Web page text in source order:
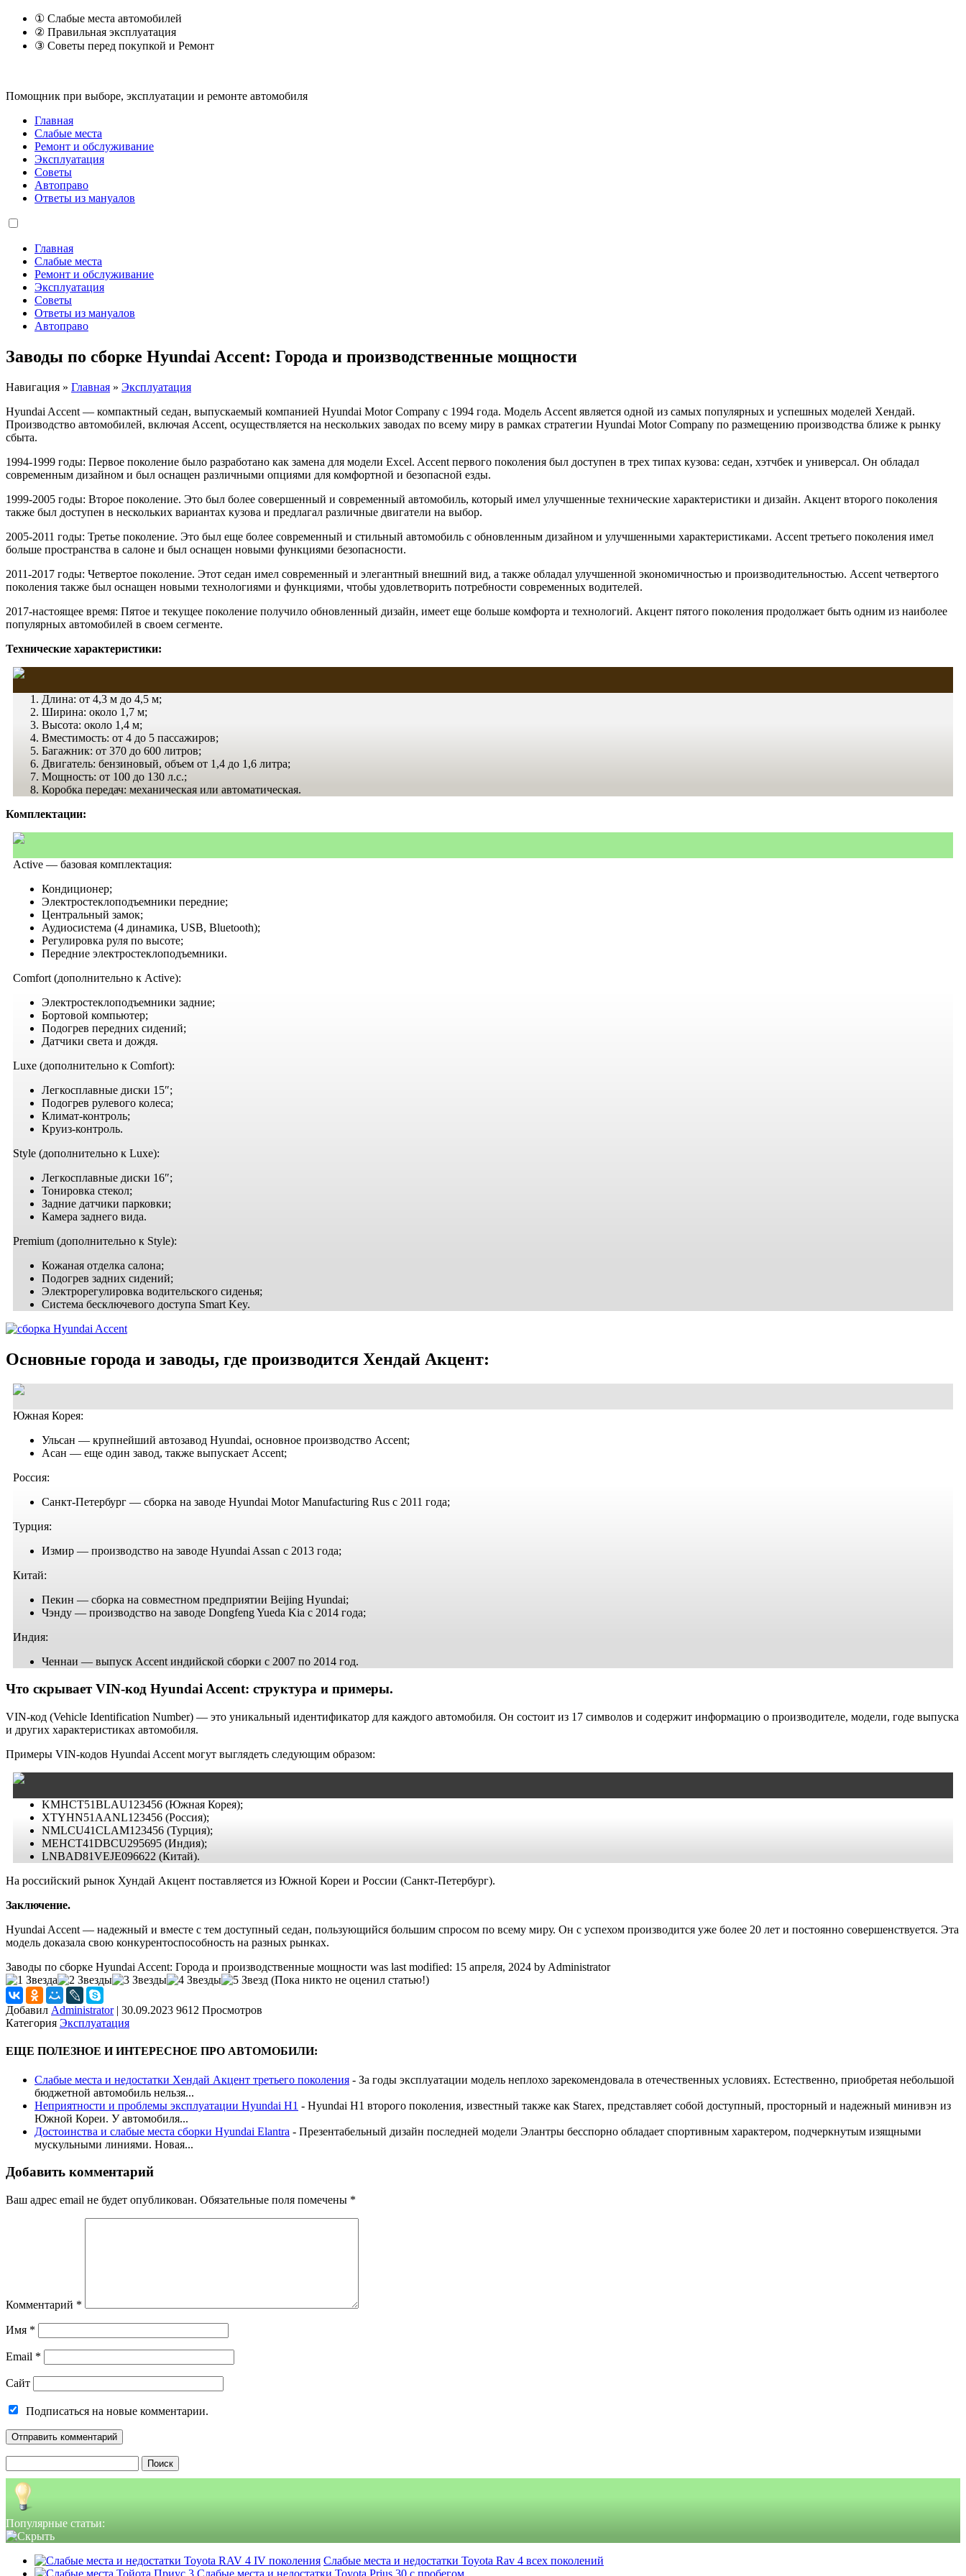
① Слабые места автомобилей
② Правильная эксплуатация
③ Советы перед покупкой и Ремонт
Помощник при выборе, эксплуатации и ремонте автомобиля
Главная
Слабые места
Ремонт и обслуживание
Эксплуатация
Советы
Автоправо
Ответы из мануалов
Главная
Слабые места
Ремонт и обслуживание
Эксплуатация
Советы
Ответы из мануалов
Автоправо
Заводы по сборке Hyundai Accent: Города и производственные мощности
Навигация » Главная » Эксплуатация
Hyundai Accent — компактный седан, выпускаемый компанией Hyundai Motor Company с 1994 года. Модель Accent является одной из самых популярных и успешных моделей Хендай.
Производство автомобилей, включая Accent, осуществляется на нескольких заводах по всему миру в рамках стратегии Hyundai Motor Company по размещению производства ближе к рынку
сбыта.
1994-1999 годы: Первое поколение было разработано как замена для модели Excel. Accent первого поколения был доступен в трех типах кузова: седан, хэтчбек и универсал. Он обладал
современным дизайном и был оснащен различными опциями для комфортной и безопасной езды.
1999-2005 годы: Второе поколение. Это был более совершенный и современный автомобиль, который имел улучшенные технические характеристики и дизайн. Акцент второго поколения
также был доступен в нескольких вариантах кузова и предлагал различные двигатели на выбор.
2005-2011 годы: Третье поколение. Это был еще более современный и стильный автомобиль с обновленным дизайном и улучшенными характеристиками. Accent третьего поколения имел
больше пространства в салоне и был оснащен новыми функциями безопасности.
2011-2017 годы: Четвертое поколение. Этот седан имел современный и элегантный внешний вид, а также обладал улучшенной экономичностью и производительностью. Accent четвертого
поколения также был оснащен новыми технологиями и функциями, чтобы удовлетворить потребности современных водителей.
2017-настоящее время: Пятое и текущее поколение получило обновленный дизайн, имеет еще больше комфорта и технологий. Акцент пятого поколения продолжает быть одним из наиболее
популярных автомобилей в своем сегменте.
Технические характеристики:
Длина: от 4,3 м до 4,5 м;
Ширина: около 1,7 м;
Высота: около 1,4 м;
Вместимость: от 4 до 5 пассажиров;
Багажник: от 370 до 600 литров;
Двигатель: бензиновый, объем от 1,4 до 1,6 литра;
Мощность: от 100 до 130 л.с.;
Коробка передач: механическая или автоматическая.
Комплектации:
Active — базовая комплектация:
Кондиционер;
Электростеклоподъемники передние;
Центральный замок;
Аудиосистема (4 динамика, USB, Bluetooth);
Регулировка руля по высоте;
Передние электростеклоподъемники.
Comfort (дополнительно к Active):
Электростеклоподъемники задние;
Бортовой компьютер;
Подогрев передних сидений;
Датчики света и дождя.
Luxe (дополнительно к Comfort):
Легкосплавные диски 15″;
Подогрев рулевого колеса;
Климат-контроль;
Круиз-контроль.
Style (дополнительно к Luxe):
Легкосплавные диски 16″;
Тонировка стекол;
Задние датчики парковки;
Камера заднего вида.
Premium (дополнительно к Style):
Кожаная отделка салона;
Подогрев задних сидений;
Электрорегулировка водительского сиденья;
Система бесключевого доступа Smart Key.
Основные города и заводы, где производится Хендай Акцент:
Южная Корея:
Ульсан — крупнейший автозавод Hyundai, основное производство Accent;
Асан — еще один завод, также выпускает Accent;
Россия:
Санкт-Петербург — сборка на заводе Hyundai Motor Manufacturing Rus с 2011 года;
Турция:
Измир — производство на заводе Hyundai Assan с 2013 года;
Китай:
Пекин — сборка на совместном предприятии Beijing Hyundai;
Чэнду — производство на заводе Dongfeng Yueda Kia с 2014 года;
Индия:
Ченнаи — выпуск Accent индийской сборки с 2007 по 2014 год.
Что скрывает VIN-код Hyundai Accent: структура и примеры.
VIN-код (Vehicle Identification Number) — это уникальный идентификатор для каждого автомобиля. Он состоит из 17 символов и содержит информацию о производителе, модели, годе выпуска
и других характеристиках автомобиля.
Примеры VIN-кодов Hyundai Accent могут выглядеть следующим образом:
KMHCT51BLAU123456 (Южная Корея);
XTYHN51AANL123456 (Россия);
NMLCU41CLAM123456 (Турция);
MEHCT41DBCU295695 (Индия);
LNBAD81VEJE096622 (Китай).
На российский рынок Хундай Акцент поставляется из Южной Кореи и России (Санкт-Петербург).
Заключение.
Hyundai Accent — надежный и вместе с тем доступный седан, пользующийся большим спросом по всему миру. Он с успехом производится уже более 20 лет и постоянно совершенствуется. Эта
модель доказала свою конкурентоспособность на разных рынках.
Заводы по сборке Hyundai Accent: Города и производственные мощности was last modified: 15 апреля, 2024 by Administrator
(Пока никто не оценил статью!)
Добавил Administrator | 30.09.2023 9612 Просмотров
Категория Эксплуатация
ЕЩЕ ПОЛЕЗНОЕ И ИНТЕРЕСНОЕ ПРО АВТОМОБИЛИ:
Слабые места и недостатки Хендай Акцент третьего поколения - За годы эксплуатации модель неплохо зарекомендовала в отечественных условиях. Естественно, приобретая небольшой
бюджетной автомобиль нельзя...
Неприятности и проблемы эксплуатации Hyundai H1 - Hyundai H1 второго поколения, известный также как Starex, представляет собой доступный, просторный и надежный минивэн из
Южной Кореи. У автомобиля...
Достоинства и слабые места сборки Hyundai Elantra - Презентабельный дизайн последней модели Элантры бесспорно обладает спортивным характером, подчеркнутым изящными
мускульными линиями. Новая...
Добавить комментарий
Ваш адрес email не будет опубликован. Обязательные поля помечены *
Комментарий *
Имя *
Email *
Сайт
Подписаться на новые комментарии.
Популярные статьи:
Слабые места и недостатки Toyota Rav 4 всех поколений